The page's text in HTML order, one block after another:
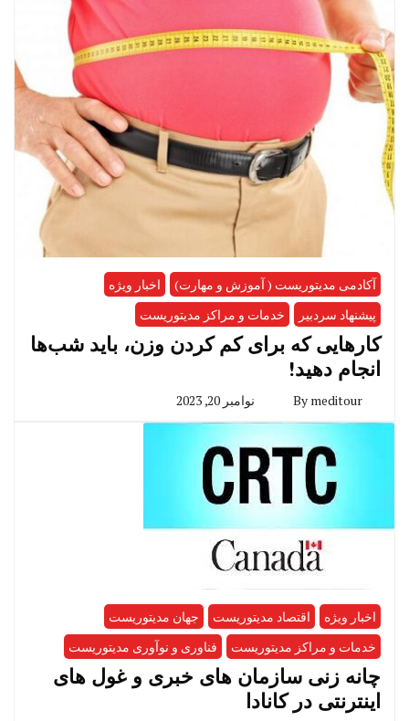
آکادمی مدیتوریست ( آموزش و مهارت)
اخبار ویژه
پیشنهاد سردبیر
خدمات و مراکز مدیتوریست
کارهایی که برای کم کردن وزن، باید شب‌ها
انجام دهید!
By meditour نوامبر 20, 2023
اخبار ویژه اقتصاد مدیتوریست
جهان مدیتوریست
خدمات و مراکز مدیتوریست
فناوری و نوآوری مدیتوریست
چانه زنی سازمان های خبری و غول های
اینترنتی در کانادا